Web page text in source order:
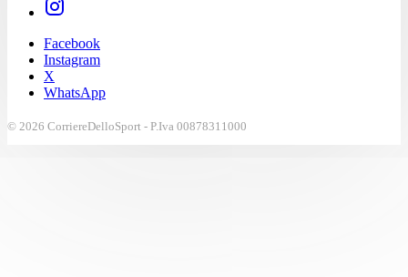
Facebook
Instagram
X
WhatsApp
© 2026 CorriereDelloSport - P.Iva 00878311000